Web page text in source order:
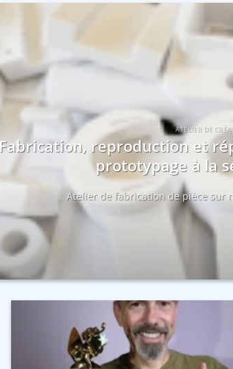
ATELIER DE
Fabrication, reproduction et
prototypage à la
Atelier de fabrication de pièce sur